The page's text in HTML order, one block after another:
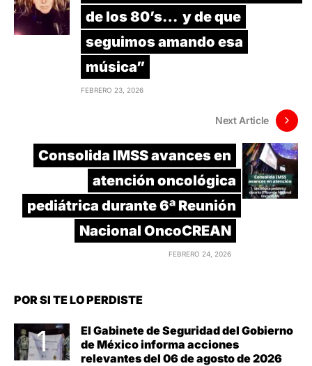
de los 80’s… y de que
seguimos amando esa
música”
FEBRERO 23, 2026
Next Article
Consolida IMSS avances en
atención oncológica
pediátrica durante 6ª Reunión
Nacional OncoCREAN
FEBRERO 24, 2026
POR SI TE LO PERDISTE
El Gabinete de Seguridad del Gobierno
de México informa acciones
relevantes del 06 de agosto de 2026